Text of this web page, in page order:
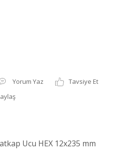
Yorum Yaz
Tavsiye Et
Ucu HEX 12x235 mm